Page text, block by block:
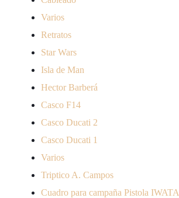
Varios
Retratos
Star Wars
Isla de Man
Hector Barberá
Casco F14
Casco Ducati 2
Casco Ducati 1
Varios
Triptico A. Campos
Cuadro para campaña Pistola IWATA